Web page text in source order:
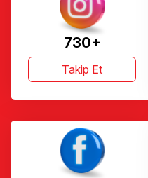
730+
Takip Et